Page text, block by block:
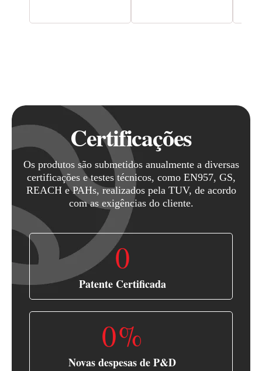
Certificações
Os produtos são submetidos anualmente a diversas
certificações e testes técnicos, como EN957, GS,
REACH e PAHs, realizados pela TUV, de acordo
com as exigências do cliente.
Patente Certificada
0
Novas despesas de P&D
0%